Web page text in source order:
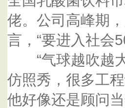
佬。公司高峰期
言，“要进入社会
“气球越吹越大
仿照秀，很多工
他好像还是顾问